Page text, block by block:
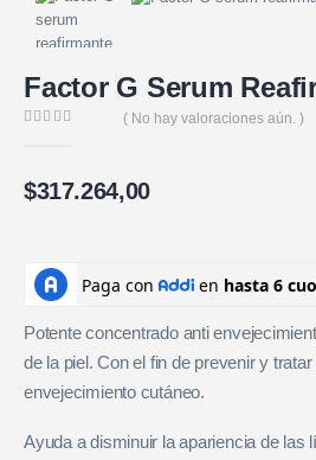
Factor G Serum
( No hay valoraciones aún. )
$317.264,00
Potente concentrado anti
de la piel. Con el fin de prevenir y
envejecimiento cutáneo.
Ayuda a disminuir la apariencia de las